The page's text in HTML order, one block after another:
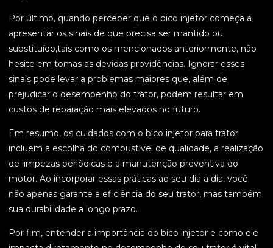
Por último, quando perceber que o bico injetor começa a
apresentar os sinais de que precisa ser mantido ou
substituído,tais como os mencionados anteriormente, não
hesite em tomas as devidas providências. Ignorar esses
sinais pode levar a problemas maiores que, além de
prejudicar o desempenho do trator, podem resultar em
custos de reparação mais elevados no futuro.
Em resumo, os cuidados com o bico injetor para trator
incluem a escolha do combustível de qualidade, a realização
de limpezas periódicas e a manutenção preventiva do
motor. Ao incorporar essas práticas ao seu dia a dia, você
não apenas garante a eficiência do seu trator, mas também
sua durabilidade a longo prazo.
Por fim, entender a importância do bico injetor e como ele